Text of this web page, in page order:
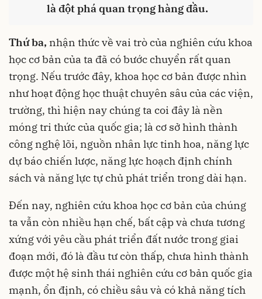
là đột phá quan trọng hàng đầu.
Thứ ba, nhận thức về vai trò của nghiên cứu khoa
học cơ bản của ta đã có bước chuyển rất quan
trọng. Nếu trước đây, khoa học cơ bản được nhìn
như hoạt động học thuật chuyên sâu của các viện,
trường, thì hiện nay chúng ta coi đây là nền
móng tri thức của quốc gia; là cơ sở hình thành
công nghệ lõi, nguồn nhân lực tinh hoa, năng lực
dự báo chiến lược, năng lực hoạch định chính
sách và năng lực tự chủ phát triển trong dài hạn.
Đến nay, nghiên cứu khoa học cơ bản của chúng
ta vẫn còn nhiều hạn chế, bất cập và chưa tương
xứng với yêu cầu phát triển đất nước trong giai
đoạn mới, đó là đầu tư còn thấp, chưa hình thành
được một hệ sinh thái nghiên cứu cơ bản quốc gia
mạnh, ổn định, có chiều sâu và có khả năng tích